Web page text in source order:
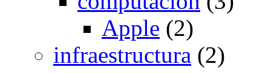
Apple (2)
infraestructura (2)